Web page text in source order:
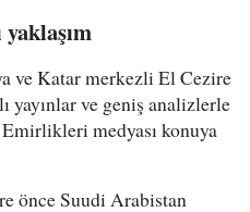
ve Katar merkezli El Cezire
yayınlar ve geniş analizlerle
medyası konuya
önce Suudi Arabistan